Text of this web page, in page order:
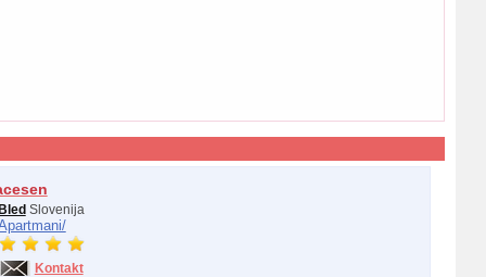
Bled Slovenija
Kontakt